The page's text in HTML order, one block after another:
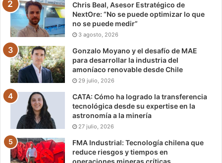
Chris Beal, Asesor Estratégico de
NextOre: “No se puede optimizar lo que
no se puede medir”
3 agosto, 2026
Gonzalo Moyano y el desafío de MAE
para desarrollar la industria del
amoníaco renovable desde Chile
29 julio, 2026
CATA: Cómo ha logrado la transferencia
tecnológica desde su expertise en la
astronomía a la minería
27 julio, 2026
FMA Industrial: Tecnología chilena que
reduce riesgos y tiempos en
operaciones mineras críticas